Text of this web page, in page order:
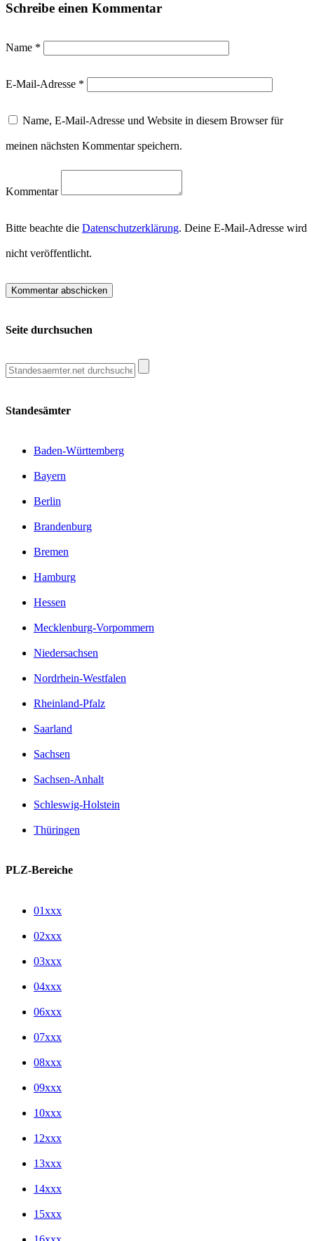
Schreibe einen Kommentar
Name *
E-Mail-Adresse *
Name, E-Mail-Adresse und Website in diesem Browser für
meinen nächsten Kommentar speichern.
Kommentar
Bitte beachte die Datenschutzerklärung. Deine E-Mail-Adresse wird
nicht veröffentlicht.
Seite durchsuchen
Standesämter
Baden-Württemberg
Bayern
Berlin
Brandenburg
Bremen
Hamburg
Hessen
Mecklenburg-Vorpommern
Niedersachsen
Nordrhein-Westfalen
Rheinland-Pfalz
Saarland
Sachsen
Sachsen-Anhalt
Schleswig-Holstein
Thüringen
PLZ-Bereiche
01xxx
02xxx
03xxx
04xxx
06xxx
07xxx
08xxx
09xxx
10xxx
12xxx
13xxx
14xxx
15xxx